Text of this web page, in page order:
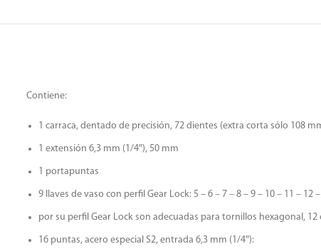
Contiene:
1 carraca, dentado de precisión, 72 dientes (extra corta sólo 108
1 extensión 6,3 mm (1/4″), 50 mm
1 portapuntas
9 llaves de vaso con perfil Gear Lock: 5 – 6 – 7 – 8 – 9 – 10 – 11 – 12
por su perfil Gear Lock son adecuadas para tornillos hexagonal, 12
16 puntas, acero especial S2, entrada 6,3 mm (1/4″):